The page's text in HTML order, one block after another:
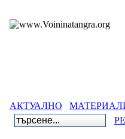
АКТУАЛНО